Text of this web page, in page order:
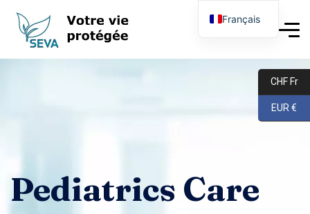
Pediatrics Care
CHF Fr
EUR €
Français